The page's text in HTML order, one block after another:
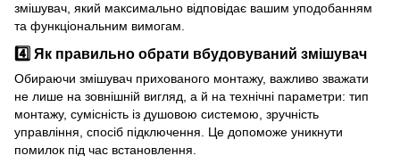
змішувач, який максимально відповідає вашим уподобанням
та функціональним вимогам.
4️⃣ Як правильно обрати вбудовуваний змішувач
Обираючи змішувач прихованого монтажу, важливо зважати
не лише на зовнішній вигляд, а й на технічні параметри: тип
монтажу, сумісність із душовою системою, зручність
управління, спосіб підключення. Це допоможе уникнути
помилок під час встановлення.